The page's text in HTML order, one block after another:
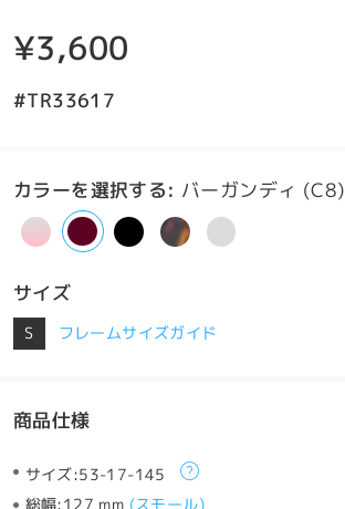
¥3,600
#TR33617
カラーを選択する: バーガンディ (C8)
サイズ
S フレームサイズガイド
商品仕様
サイズ:53-17-145